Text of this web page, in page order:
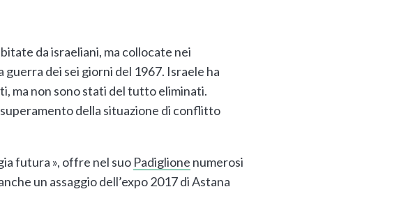
da israeliani, ma collocate nei
dei sei giorni del 1967. Israele ha
ma non sono stati del tutto eliminati.
della situazione di conflitto
futura », offre nel suo Padiglione numerosi
un assaggio dell’expo 2017 di Astana